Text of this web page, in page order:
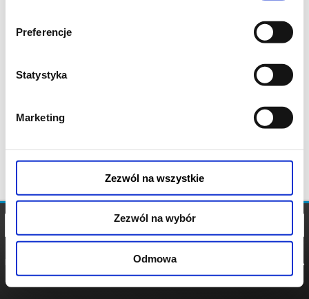
Preferencje
Statystyka
Marketing
Zezwól na wszystkie
Zezwól na wybór
Odmowa
POLITYKA
POLITYKA